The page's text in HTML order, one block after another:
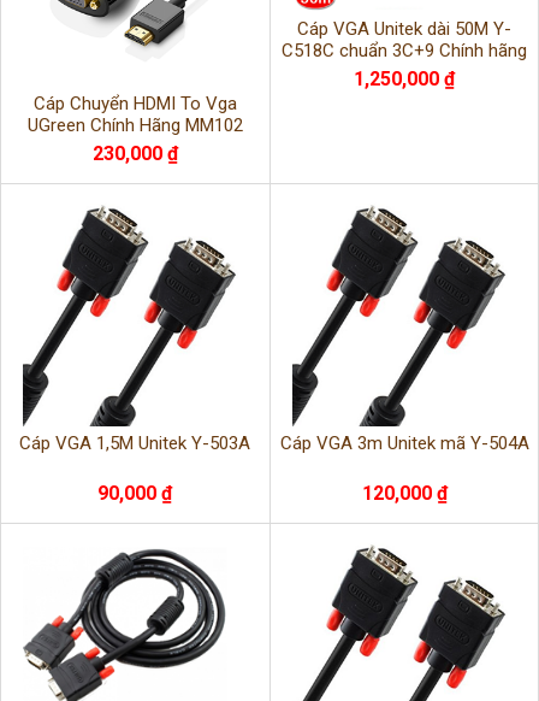
Cáp Chuyển HDMI To Vga
UGreen Chính Hãng MM102
MM103 cao cấp Ugreen 40253
230,000 ₫
Cáp VGA Unitek dài 50M Y-
C518C chuẩn 3C+9 Chính hãng
1,250,000 ₫
Cáp VGA 1,5M Unitek Y-503A
90,000 ₫
Cáp VGA 3m Unitek mã Y-504A
120,000 ₫